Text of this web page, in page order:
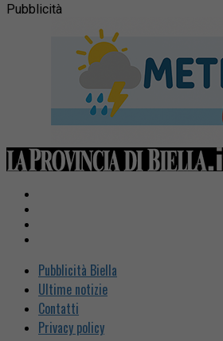
Pubblicità
Pubblicità Biella
Ultime notizie
Contatti
Privacy policy